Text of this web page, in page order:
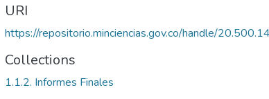
URI
https://repositorio.minciencias.gov.co/handle/
Collections
1.1.2. Informes Finales